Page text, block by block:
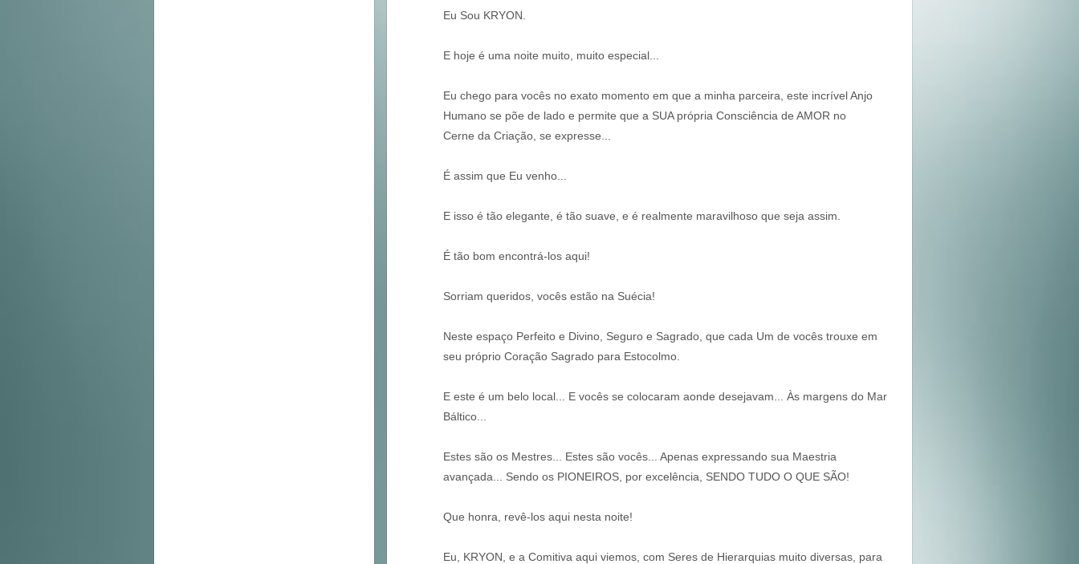
Eu Sou KRYON.
E hoje é uma noite muito, muito especial...
Eu chego para vocês no exato momento em que a minha parceira, este incrível Anjo
Humano se põe de lado e permite que a SUA própria Consciência de AMOR no
Cerne da Criação, se expresse...
É assim que Eu venho...
E isso é tão elegante, é tão suave, e é realmente maravilhoso que seja assim.
É tão bom encontrá-los aqui!
Sorriam queridos, vocês estão na Suécia!
Neste espaço Perfeito e Divino, Seguro e Sagrado, que cada Um de vocês trouxe em
seu próprio Coração Sagrado para Estocolmo.
E este é um belo local... E vocês se colocaram aonde desejavam... Às margens do Mar
Báltico...
Estes são os Mestres... Estes são vocês... Apenas expressando sua Maestria
avançada... Sendo os PIONEIROS, por excelência, SENDO TUDO O QUE SÃO!
Que honra, revê-los aqui nesta noite!
Eu, KRYON, e a Comitiva aqui viemos, com Seres de Hierarquias muito diversas, para